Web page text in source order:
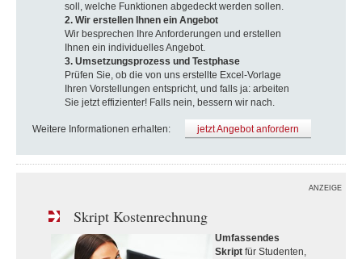
soll, welche Funktionen abgedeckt werden sollen.
2. Wir erstellen Ihnen ein Angebot
Wir besprechen Ihre Anforderungen und erstellen
Ihnen ein individuelles Angebot.
3. Umsetzungsprozess und Testphase
Prüfen Sie, ob die von uns erstellte Excel-Vorlage
Ihren Vorstellungen entspricht, und falls ja: arbeiten
Sie jetzt effizienter! Falls nein, bessern wir nach.
Weitere Informationen erhalten: jetzt Angebot anfordern
ANZEIGE
Skript Kostenrechnung
Umfassendes
Skript für Studenten,